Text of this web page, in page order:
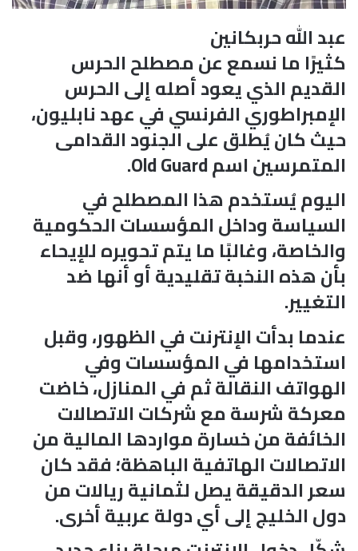
عبد الله حربكانين
كثيرًا ما نسمع عن مصطلح الحرس
القديم الذي يعود أصله إلى الحرس
الإمبراطوري الفرنسي في عهد نابليون،
حيث كان يُطلق على الجنود القدامى
المتمرسين اسم Old Guard.
اليوم يُستخدم هذا المصطلح في
السياسة وداخل المؤسسات الحكومية
والخاصة، وغالبًا ما يتم تحويره للإيحاء
بأن هذه النخبة تقليدية أو أنها ضد
التغيير.
عندما بدأت الإنترنت في الظهور، وقبل
استخدامها في المؤسسات وفي
الهواتف النقالة ثم في المنازل، خاضت
معركة شرسة مع شركات الاتصالات
الخائفة من خسارة مواردها المالية من
الاتصالات الهاتفية الباهظة؛ فقد كان
سعر الدقيقة يصل لثمانية ريالات من
دول الخليج إلى أي دولة عربية أخرى.